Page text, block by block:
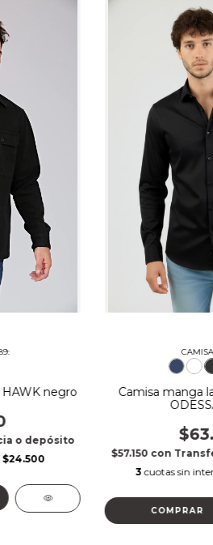
negro
o depósito
$24.500
Camisa manga
$57.150 con
3 cuotas sin
COMPRAR